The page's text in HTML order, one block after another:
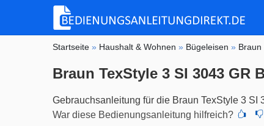
Startseite » Haushalt & Wohnen » Bügeleisen » Braun
Braun TexStyle 3 SI 3043 GR
Gebrauchsanleitung für die Braun TexStyle 3 SI
War diese Bedienungsanleitung hilfreich?